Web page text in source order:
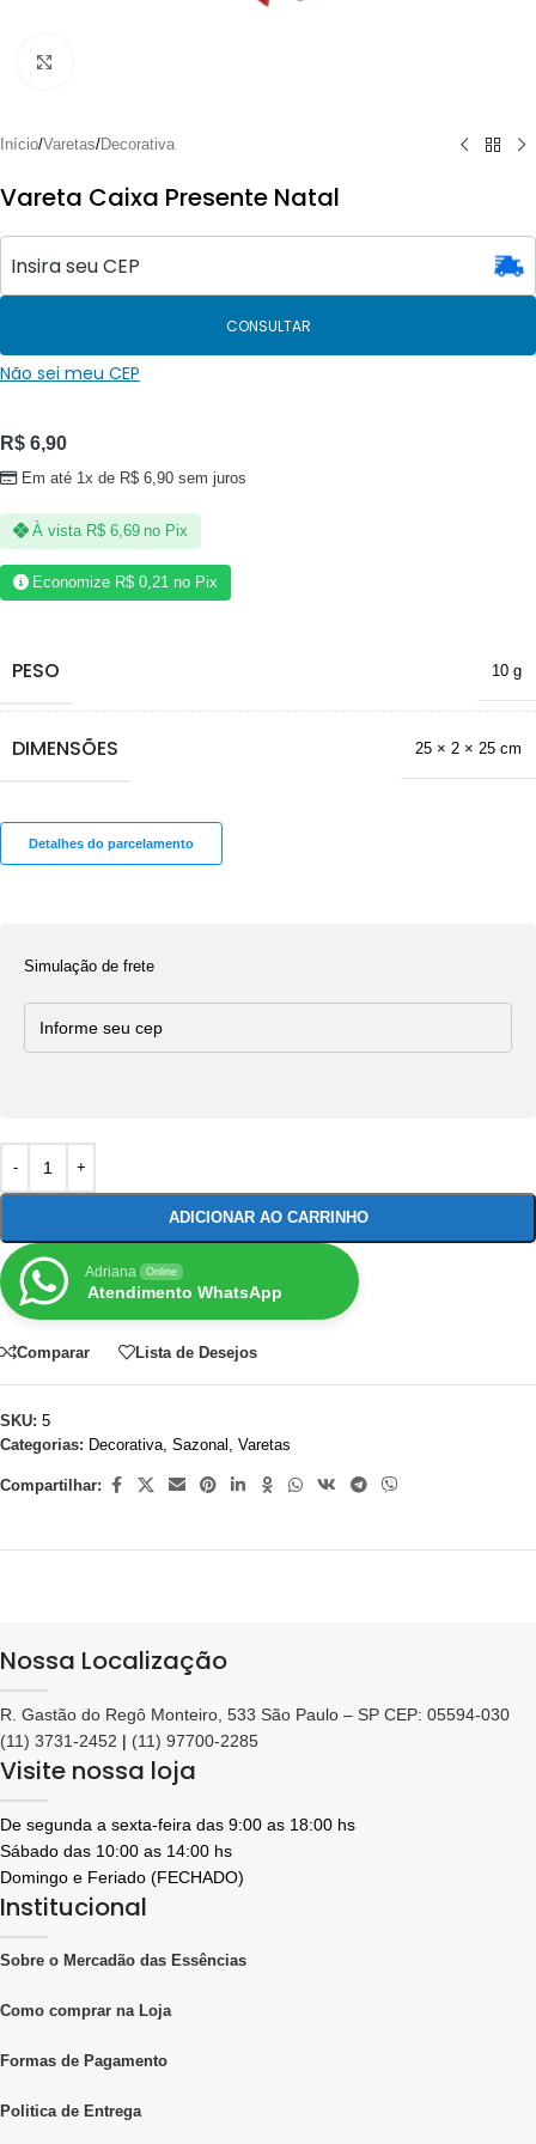
Início/Varetas/Decorativa
Vareta Caixa Presente Natal
CONSULTAR
Não sei meu CEP
R$ 6,90
Em até 1x de R$ 6,90 sem juros
À vista R$6,69 no Pix
Economize R$ 0,21 no Pix
PESO 10 g
DIMENSÕES 25 × 2 × 25 cm
Detalhes do parcelamento
Simulação de frete
ADICIONAR AO CARRINHO
Adriana Online
Atendimento WhatsApp
Comparar Lista de Desejos
SKU: 5
Categorias: Decorativa, Sazonal , Varetas
Compartilhar:
Nossa Localização
R. Gastão do Regô Monteiro, 533 São Paulo – SP CEP: 05594-030
(11) 3731-2452 | (11) 97700-2285
Visite nossa loja
De segunda a sexta-feira das 9:00 as 18:00 hs
Sábado das 10:00 as 14:00 hs
Domingo e Feriado (FECHADO)
Institucional
Sobre o Mercadão das Essências
Como comprar na Loja
Formas de Pagamento
Politica de Entrega